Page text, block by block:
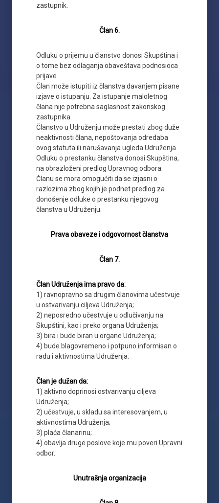
zastupnik.
Član 6.
Odluku o prijemu u članstvo donosi Skupština i
o tome bez odlaganja obaveštava podnosioca
prijave.
Član može istupiti iz članstva davanjem pisane
izjave o istupanju. Za istupanje maloletnog
člana nije potrebna saglasnost zakonskog
zastupnika.
Članstvo u Udruženju može prestati zbog duže
neaktivnosti člana, nepoštovanja odredaba
ovog statuta ili narušavanja ugleda Udruženja.
Odluku o prestanku članstva donosi Skupština,
na obrazloženi predlog Upravnog odbora.
Članu se mora omogućiti da se izjasni o
razlozima zbog kojih je podnet predlog za
donošenje odluke o prestanku njegovog
članstva u Udruženju.
Prava obaveze i odgovornost članstva
Član 7.
Član Udruženja ima pravo da:
1) ravnopravno sa drugim članovima učestvuje
u ostvarivanju ciljeva Udruženja;
2) neposredno učestvuje u odlučivanju na
Skupštini, kao i preko organa Udruženja;
3) bira i bude biran u organe Udruženja;
4) bude blagovremeno i potpuno informisan o
radu i aktivnostima Udruženja.
Član je dužan da:
1) aktivno doprinosi ostvarivanju ciljeva
Udruženja;
2) učestvuje, u skladu sa interesovanjem, u
aktivnostima Udruženja;
3) plaća članarinu;
4) obavlja druge poslove koje mu poveri Upravni
odbor.
Unutrašnja organizacija